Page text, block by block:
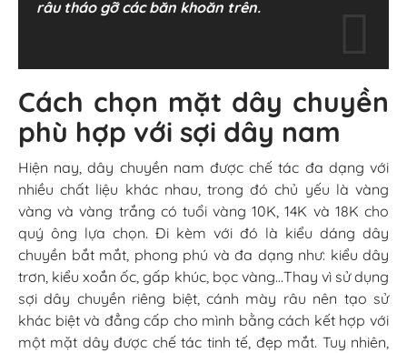
râu tháo gỡ các băn khoăn trên.
Cách chọn mặt dây chuyền
phù hợp với sợi dây nam
Hiện nay, dây chuyền nam được chế tác đa dạng với
nhiều chất liệu khác nhau, trong đó chủ yếu là vàng
vàng và vàng trắng có tuổi vàng 10K, 14K và 18K cho
quý ông lựa chọn. Đi kèm với đó là kiểu dáng dây
chuyền bắt mắt, phong phú và đa dạng như: kiểu dây
trơn, kiểu xoắn ốc, gấp khúc, bọc vàng…Thay vì sử dụng
sợi dây chuyền riêng biệt, cánh mày râu nên tạo sử
khác biệt và đẳng cấp cho mình bằng cách kết hợp với
một mặt dây được chế tác tinh tế, đẹp mắt. Tuy nhiên,